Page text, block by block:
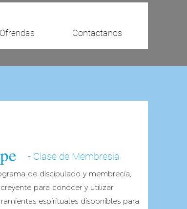
Contactanos
- Clase de Membresia
de discipulado y membrecía,
para conocer y utilizar
espirituales disponibles para